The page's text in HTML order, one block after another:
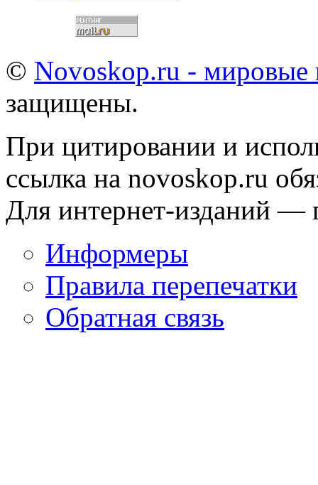
© Novoskop.ru - мировые
защищены.
При цитировании и
ссылка на novoskop.ru
Для интернет-изданий —
Информеры
Правила перепечатки
Обратная связь